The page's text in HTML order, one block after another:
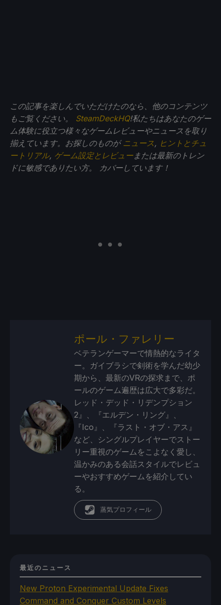
この記事を楽しんでいただけたのなら、他のコンテンツ
もご覧ください。 SteamDeckHQ!私たちはあなたのゲー
ム体験に役立つ様々なゲームレビューやニュースを取り
揃えています。お探しのものが ニュース , ヒントとチュ
ートリアル, ゲーム設定とレビュー または最新のトレン
ドに敏感でありたい方。
カバーしています！
ポール・ファレリー
ベテランゲーマーで情熱的なライタ
ー。ガイブラシで剣術を学んだ幼少
期から、最新のVRの探求まで、ポ
ールのゲーム遍歴は広大で多彩だ。
レッド・デッド・リデンプション
2』、『エルデン・リング』、
『Ico』、『ラスト・オブ・アス』
など、シングルプレイヤーでストー
リー重視のゲームをこよなく愛し、
温かみのある会話スタイルでレビュ
ーやおすすめゲームを紹介してい
る。
蒸気プロフィール
最近のニュース
New Proton Experimental Update Fixes
Command and Conquer Custom Levels